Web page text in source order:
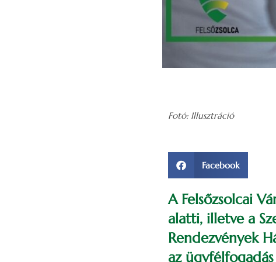
Fotó: Illusztráció
Facebook
A Felsőzsolcai
alatti, illetve a
Rendezvények
az